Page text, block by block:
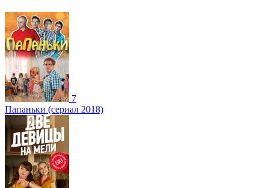
7
Папаньки (сериал 2018)